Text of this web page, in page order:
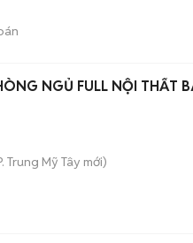
NGỦ FULL NỘI THẤT
Trung Mỹ Tây mới)